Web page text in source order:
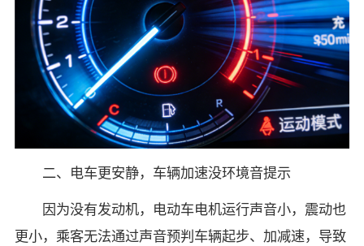
二、电车更安静，车辆加速没环境音提示
因为没有发动机，电动车电机运行声音小，震动也
更小，乘客无法通过声音预判车辆起步、加减速，导致